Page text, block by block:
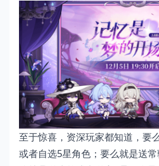
至于惊喜，资深玩家都知道，要
或者自选5星角色；要么就是送